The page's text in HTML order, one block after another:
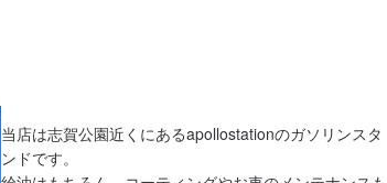
当店は志賀公園近くにあるapollostationのガソリンスタ
ンドです。